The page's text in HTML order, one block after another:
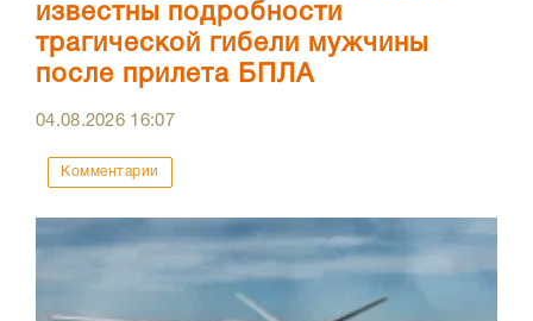
известны подробности
трагической гибели мужчины
после прилета БПЛА
04.08.2026 16:07
Комментарии